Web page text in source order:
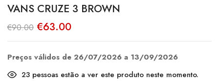
VANS CRUZE 3 BROWN
€90.00 O
preço
original
€90.00.
€63.00O
atual
€63.00.
Preços válidos de 26/07/2026 a 13/09/2026
23 pessoas estão a ver este produto neste momento.